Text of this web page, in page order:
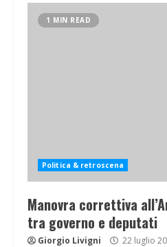
1 MIN READ
Politica & retroscena
Manovra correttiva
tra governo e deputati
Giorgio Livigni 22 luglio